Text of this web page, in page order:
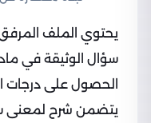
يحتوي الملف
سؤال الوثيقة في
يتضمن شرح لمعنى